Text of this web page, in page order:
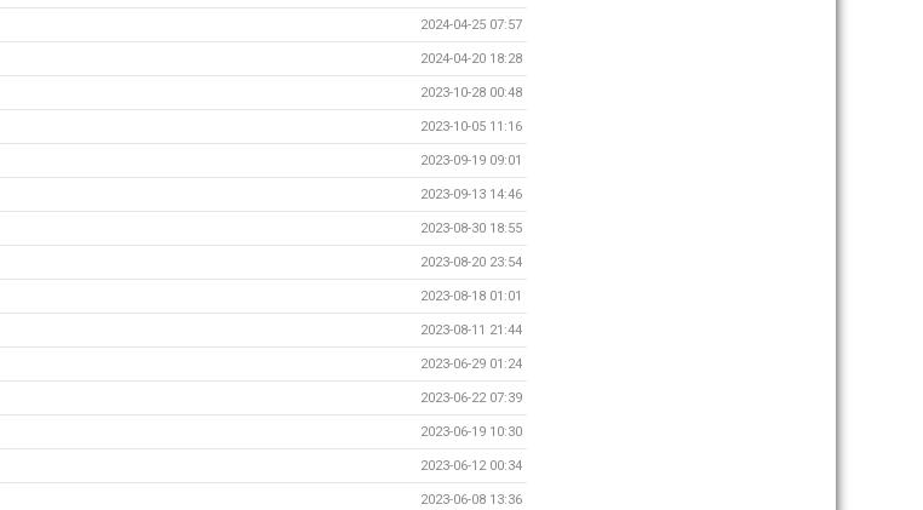
2024-04-25 07:57
2024-04-20 18:28
2023-10-28 00:48
2023-10-05 11:16
2023-09-19 09:01
2023-09-13 14:46
2023-08-30 18:55
2023-08-20 23:54
2023-08-18 01:01
2023-08-11 21:44
2023-06-29 01:24
2023-06-22 07:39
2023-06-19 10:30
2023-06-12 00:34
2023-06-08 13:36